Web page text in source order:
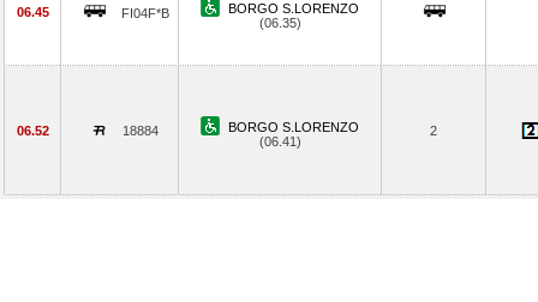
06.45 FI04F*B
BORGO S.LORENZO
(06.35)
06.52 18884
BORGO S.LORENZO
(06.41)
2